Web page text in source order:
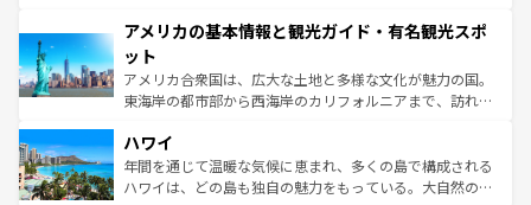
ンツ一覧を参照してほしい。
の建物がそのまま残る町や、スイスならではのユニークな
博物館もあり、アルプス観光だけでなく町歩きも満喫する
ことができる。国民の所得が高いため物価も高いが、旅行
者向けの交通パス提供のサービスもあり、うまく活用すれ
着のスイス情報は
アメリカの基本情報と観光ガイド・有名観光スポ
ット
アメリカ合衆国は、広大な土地と多様な文化が魅力の国。
東海岸の都市部から西海岸のカリフォルニアまで、訪れる
のような巨大都市は、観光、ショッピング、エンターテイ
ンメントが詰まった刺激的なスポットだ。一方、アメリカ
西部には大自然が広がり、グランドキャニオンやイエロー
ハワイ
年間を通じて温暖な気候に恵まれ、多くの島で構成される
ハワイは、どの島も独自の魅力をもっている。大自然の神